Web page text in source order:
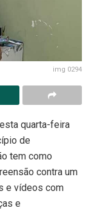
img 0294
quarta-feira
de
tem como
contra um
e vídeos com
e